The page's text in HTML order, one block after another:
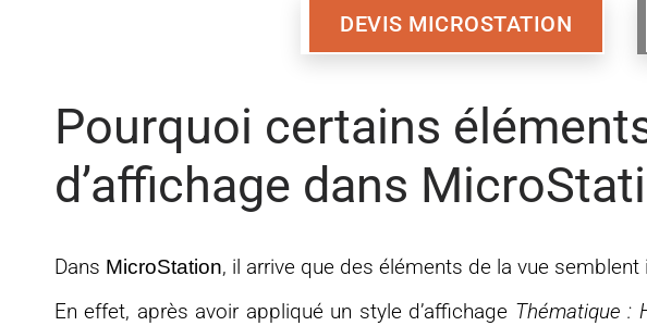
DEVIS MICROSTATION
Pourquoi certains
d’affichage dans
Dans MicroStation, il arrive que des éléments de la vue semblent
En effet, après avoir appliqué un style d’affichage Thématique :